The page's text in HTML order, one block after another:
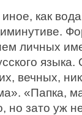
как
личных
вечных,
«Папка,
но зато уж